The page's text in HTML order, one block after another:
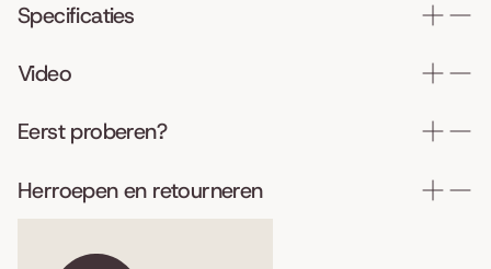
Specificaties
Video
Eerst proberen?
Herroepen en retourneren